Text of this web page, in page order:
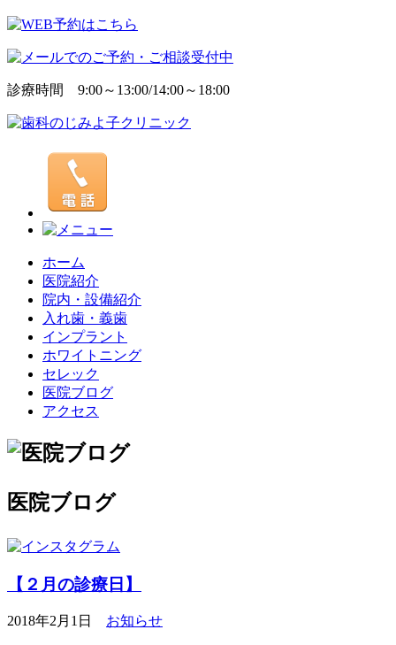
診療時間 9:00～13:00/14:00～18:00
ホーム
医院紹介
院内・設備紹介
入れ歯・義歯
インプラント
ホワイトニング
セレック
医院ブログ
アクセス
医院ブログ
【２月の診療日】
2018年2月1日 お知らせ